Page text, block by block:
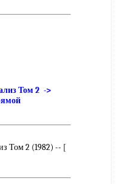
Том 2 ->
Том 2 (1982) -- [